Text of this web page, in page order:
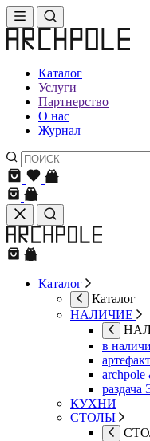
Каталог
Услуги
Партнерство
О нас
Журнал
Каталог
Каталог
НАЛИЧИЕ
в
archpole
раздача
КУХНИ
СТОЛЫ